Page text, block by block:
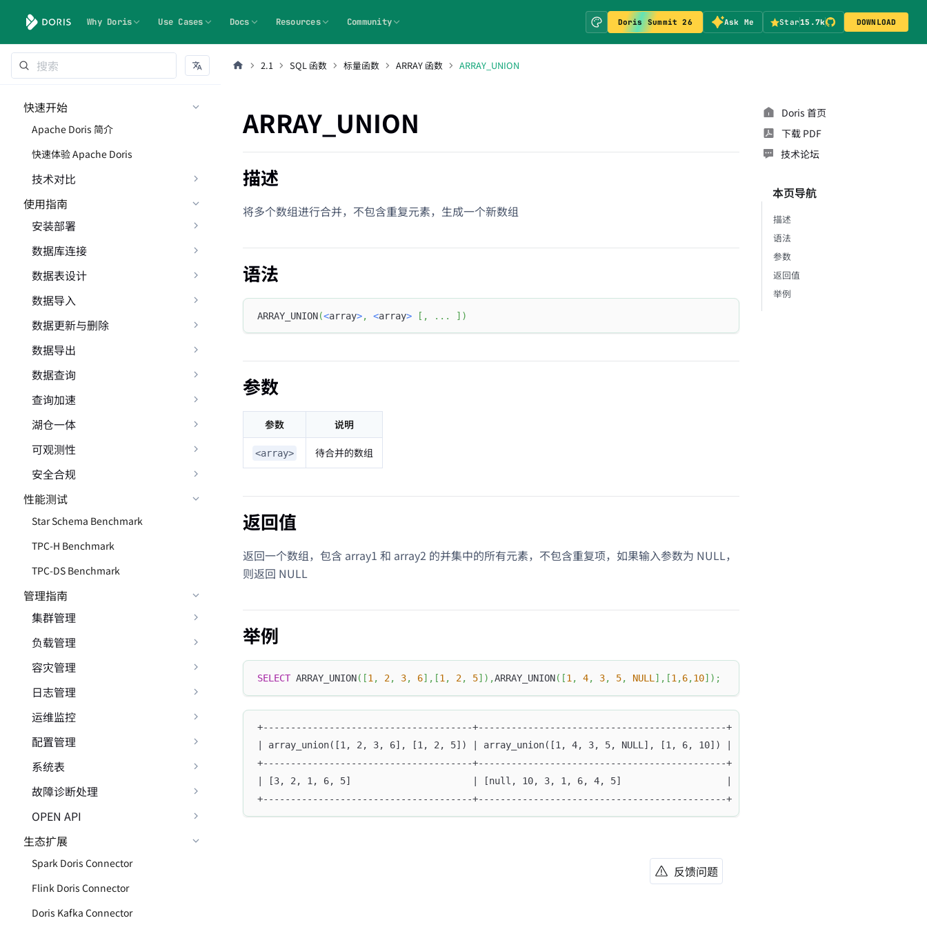
Why Doris Use Cases Docs Resources Community Doris Summit 26 Ask Me Star15.7k DOWNLOAD
快速开始
Apache Doris 简介
快速体验 Apache Doris
技术对比
使用指南
安装部署
数据库连接
数据表设计
数据导入
数据更新与删除
数据导出
数据查询
查询加速
湖仓一体
可观测性
安全合规
性能测试
Star Schema Benchmark
TPC-H Benchmark
TPC-DS Benchmark
管理指南
集群管理
负载管理
容灾管理
日志管理
运维监控
配置管理
系统表
故障诊断处理
OPEN API
生态扩展
Spark Doris Connector
Flink Doris Connector
Doris Kafka Connector
2.1 SQL 函数 标量函数 ARRAY 函数 ARRAY_UNION
ARRAY_UNION
描述
将多个数组进行合并，不包含重复元素，生成一个新数组
语法
ARRAY_UNION(<array>, <array> [ , . . . ] )
参数
参数 说明
<array> 待合并的数组
返回值
返回一个数组，包含 array1 和 array2 的并集中的所有元素，不包含重复项，如果输入参数为 NULL，
则返回 NULL
举例
SELECT ARRAY_UNION( [1 , 2, 3, 6] , [1 , 2, 5] ) ,ARRAY_UNION( [1 , 4, 3, 5, NULL ] , [1 ,6,10] ) ;
+--------------------------------------+---------------------------------------------+
| array_union([1, 2, 3, 6], [1, 2, 5]) | array_union([1, 4, 3, 5, NULL], [1, 6, 10]) |
+--------------------------------------+---------------------------------------------+
| [3, 2, 1, 6, 5]                      | [null, 10, 3, 1, 6, 4, 5]                   |
+--------------------------------------+---------------------------------------------+
反馈问题
Doris 首页
下载 PDF
技术论坛
本页导航
描述
语法
参数
返回值
举例